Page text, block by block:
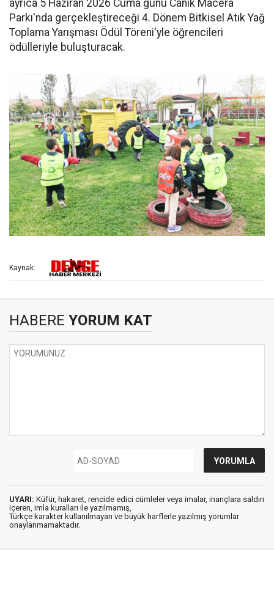
ayrıca 5 Haziran 2026 Cuma günü Canik Macera
Parkı'nda gerçekleştireceği 4. Dönem Bitkisel Atık Yağ
Toplama Yarışması Ödül Töreni'yle öğrencileri
ödülleriyle buluşturacak.
Kaynak:
HABERE YORUM KAT
UYARI: Küfür, hakaret, rencide edici cümleler veya imalar, inançlara saldırı
içeren, imla kuralları ile yazılmamış,
Türkçe karakter kullanılmayan ve büyük harflerle yazılmış yorumlar
onaylanmamaktadır.